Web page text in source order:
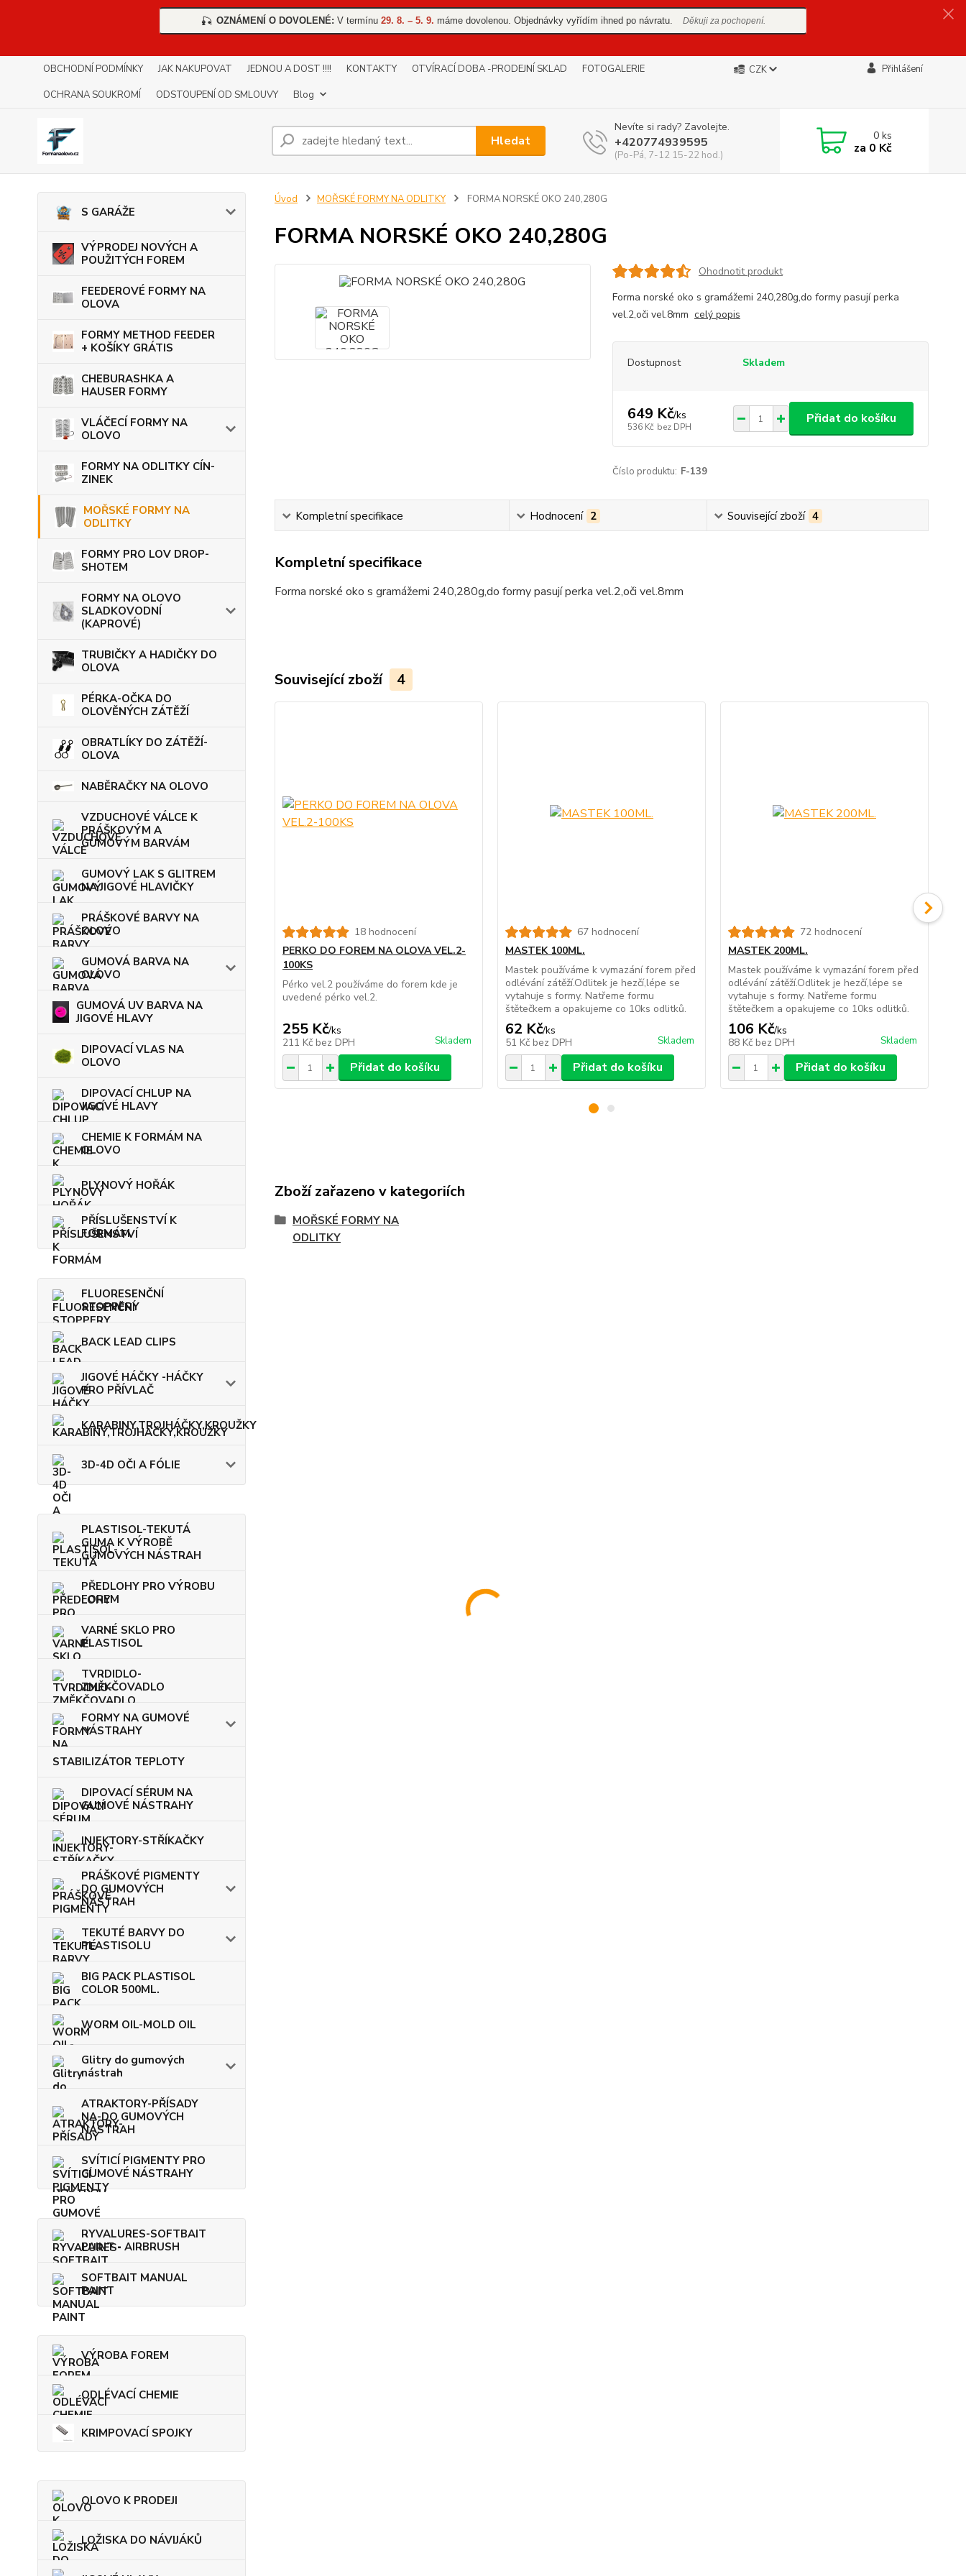
🎣 OZNÁMENÍ O DOVOLENÉ: V termínu 29. 8. – 5. 9. máme dovolenou. Objednávky vyřídím ihned po návratu. Děkuji za pochopení.
OBCHODNÍ PODMÍNKY JAK NAKUPOVAT JEDNOU A DOST !!!! KONTAKTY OTVÍRACÍ DOBA -PRODEJNÍ SKLAD
FOTOGALERIE
OCHRANA SOUKROMÍ
ODSTOUPENÍ OD SMLOUVY Blog
CZK Přihlášení
Hledat
Nevíte si rady? Zavolejte.
+420774939595
(Po-Pá, 7-12 15-22 hod.)
0ks
za 0 Kč
S GARÁŽE
VÝPRODEJ NOVÝCH A
POUŽITÝCH FOREM
FEEDEROVÉ FORMY NA
OLOVA
FORMY METHOD FEEDER
+ KOŠÍKY GRÁTIS
CHEBURASHKA A
HAUSER FORMY
VLÁČECÍ FORMY NA
OLOVO
FORMY NA ODLITKY CÍN-
ZINEK
MOŘSKÉ FORMY NA
ODLITKY
FORMY PRO LOV DROP-
SHOTEM
FORMY NA OLOVO
SLADKOVODNÍ
(KAPROVÉ)
TRUBIČKY A HADIČKY DO
OLOVA
PÉRKA-OČKA DO
OLOVĚNÝCH ZÁTĚŽÍ
OBRATLÍKY DO ZÁTĚŽÍ-
OLOVA
NABĚRAČKY NA OLOVO
VZDUCHOVÉ VÁLCE K
PRÁŠKOVÝM A
GUMOVÝM BARVÁM
GUMOVÝ LAK S GLITREM
NA JIGOVÉ HLAVIČKY
PRÁŠKOVÉ BARVY NA
OLOVO
GUMOVÁ BARVA NA
OLOVO
GUMOVÁ UV BARVA NA
JIGOVÉ HLAVY
DIPOVACÍ VLAS NA
OLOVO
DIPOVACÍ CHLUP NA
JIGOVÉ HLAVY
CHEMIE K FORMÁM NA
OLOVO
PLYNOVÝ HOŘÁK
PŘÍSLUŠENSTVÍ K
FORMÁM
FLUORESENČNÍ
STOPPERY
BACK LEAD CLIPS
JIGOVÉ HÁČKY -HÁČKY
PRO PŘÍVLAČ
KARABINY,TROJHÁČKY,KROUŽKY
3D-4D OČI A FÓLIE
PLASTISOL-TEKUTÁ
GUMA K VÝROBĚ
GUMOVÝCH NÁSTRAH
PŘEDLOHY PRO VÝROBU
FOREM
VARNÉ SKLO PRO
PLASTISOL
TVRDIDLO-
ZMĚKČOVADLO
FORMY NA GUMOVÉ
NÁSTRAHY
STABILIZÁTOR TEPLOTY
DIPOVACÍ SÉRUM NA
GUMOVÉ NÁSTRAHY
INJEKTORY-STŘÍKAČKY
PRÁŠKOVÉ PIGMENTY
DO GUMOVÝCH
NÁSTRAH
TEKUTÉ BARVY DO
PLASTISOLU
BIG PACK PLASTISOL
COLOR 500ML.
WORM OIL-MOLD OIL
Glitry do gumových
nástrah
ATRAKTORY-PŘÍSADY
NA-DO GUMOVÝCH
NÁSTRAH
SVÍTICÍ PIGMENTY PRO
GUMOVÉ NÁSTRAHY
RYVALURES-SOFTBAIT
PAINT - AIRBRUSH
SOFTBAIT MANUAL
PAINT
VÝROBA FOREM
ODLÉVACÍ CHEMIE
KRIMPOVACÍ SPOJKY
OLOVO K PRODEJI
LOŽISKA DO NÁVIJÁKŮ
Úvod MOŘSKÉ FORMY NA ODLITKY FORMA NORSKÉ OKO 240,280G
FORMA NORSKÉ OKO 240,280G
Ohodnotit produkt
Forma norské oko s gramážemi 240,280g,do formy pasují perka
vel.2,oči vel.8mm celý popis
Dostupnost Skladem
649 Kč/ks
536 Kč bez DPH
Přidat do košíku
Číslo produktu: F-139
Kompletní specifikace Hodnocení 2 Související zboží 4
Kompletní specifikace
Forma norské oko s gramážemi 240,280g,do formy pasují perka vel.2,oči vel.8mm
Související zboží 4
18 hodnocení
PERKO DO FOREM NA OLOVA VEL.2-
100KS
Pérko vel.2 používáme do forem kde je
uvedené pérko vel.2.
255 Kč/ks
211 Kč bez DPH Skladem
Přidat do košíku
67 hodnocení
MASTEK 100ML.
Mastek používáme k vymazání forem před
odlévání zátěží.Odlitek je hezčí,lépe se
vytahuje s formy. Natřeme formu
štětečkem a opakujeme co 10ks odlitků.
62 Kč/ks
51 Kč bez DPH Skladem
Přidat do košíku
72 hodnocení
MASTEK 200ML.
Mastek používáme k vymazání forem před
odlévání zátěží.Odlitek je hezčí,lépe se
vytahuje s formy. Natřeme formu
štětečkem a opakujeme co 10ks odlitků.
106 Kč/ks
88 Kč bez DPH Skladem
Přidat do košíku
Zboží zařazeno v kategoriích
MOŘSKÉ FORMY NA
ODLITKY